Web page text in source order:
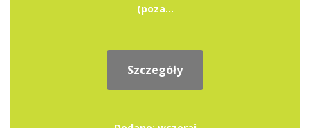
(poza...
Szczegóły